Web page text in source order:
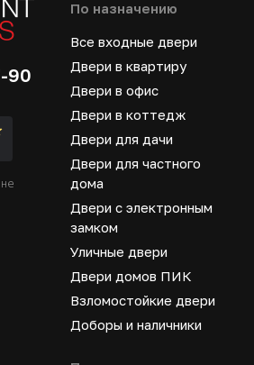
90
По назначению
Все входные двери
Двери в квартиру
Двери в офис
Двери в коттедж
Двери для дачи
Двери для частного
дома
Двери с электронным
замком
Уличные двери
Двери домов ПИК
Взломостойкие двери
Доборы и наличники